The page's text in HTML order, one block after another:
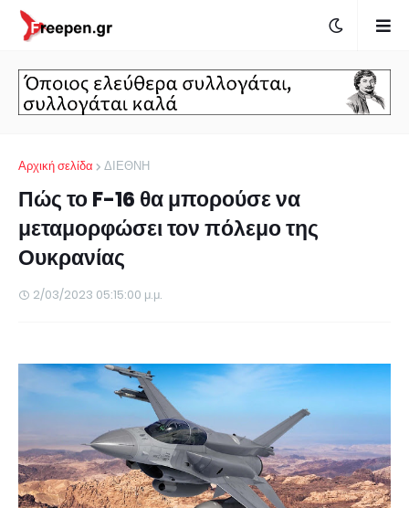
Αρχική σελίδα ΔΙΕΘΝΗ
Πώς το F-16 θα μπορούσε να
μεταμορφώσει τον πόλεμο της
Ουκρανίας
2/03/2023 05:15:00 μ.μ.